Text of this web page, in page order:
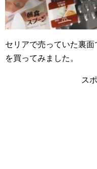
セリアで売っていた裏
を買ってみました。
ス